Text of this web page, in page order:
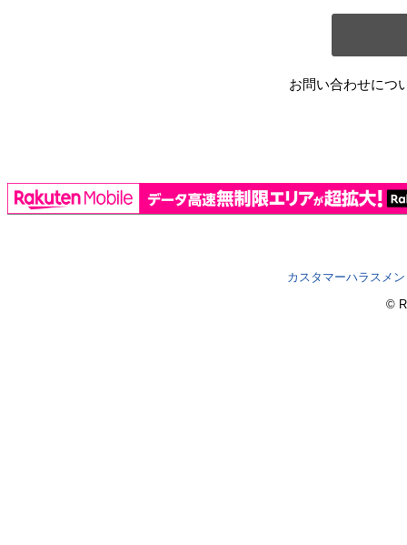
お問い合わせにつ
カスタマーハラスメ
©